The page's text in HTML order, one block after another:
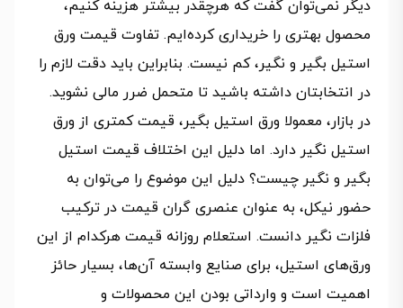
دیگر نمی‌توان گفت که هرچقدر بیشتر هزینه کنیم،
محصول بهتری را خریداری کرده‌ایم. تفاوت قیمت ورق
استیل بگیر و نگیر، کم نیست. بنابراین باید دقت لازم را
در انتخابتان داشته باشید تا متحمل ضرر مالی نشوید.
در بازار، معمولا ورق استیل بگیر، قیمت کمتری از ورق
استیل نگیر دارد. اما دلیل این اختلاف قیمت استیل
بگیر و نگیر چیست؟ دلیل این موضوع را می‌توان به
حضور نیکل، به عنوان عنصری گران قیمت در ترکیب
فلزات نگیر دانست. استعلام روزانه قیمت هرکدام از این
ورق‌های استیل، برای صنایع وابسته آن‌ها، بسیار حائز
اهمیت است و وارداتی بودن این محصولات و